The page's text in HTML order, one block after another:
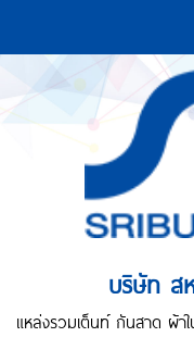
บริษัท ส
แหล่งรวมเต็นท์ กันสาด ผ้